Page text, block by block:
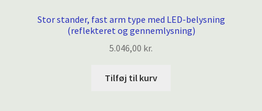
Stor stander, fast arm type med LED-belysning
(reflekteret og gennemlysning)
5.046,00 kr.
Tilføj til kurv